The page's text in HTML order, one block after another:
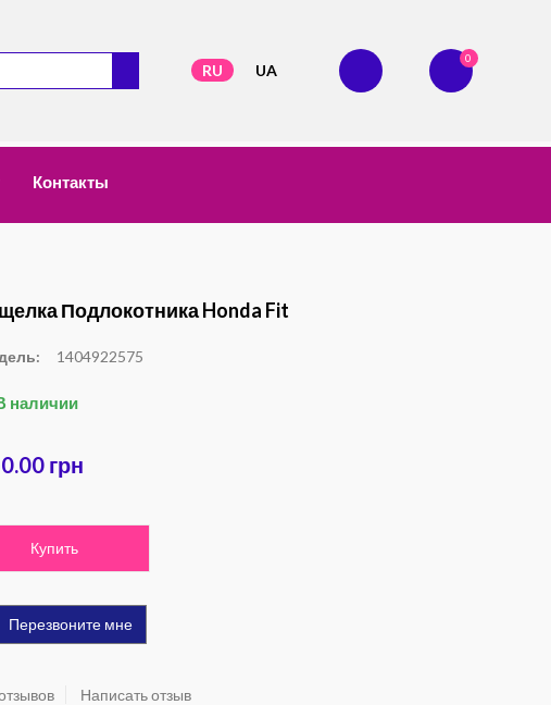
RU UA
0
Контакты
Подлокотника Honda Fit
1404922575
наличии
грн
Купить
Перезвоните мне
Написать отзыв